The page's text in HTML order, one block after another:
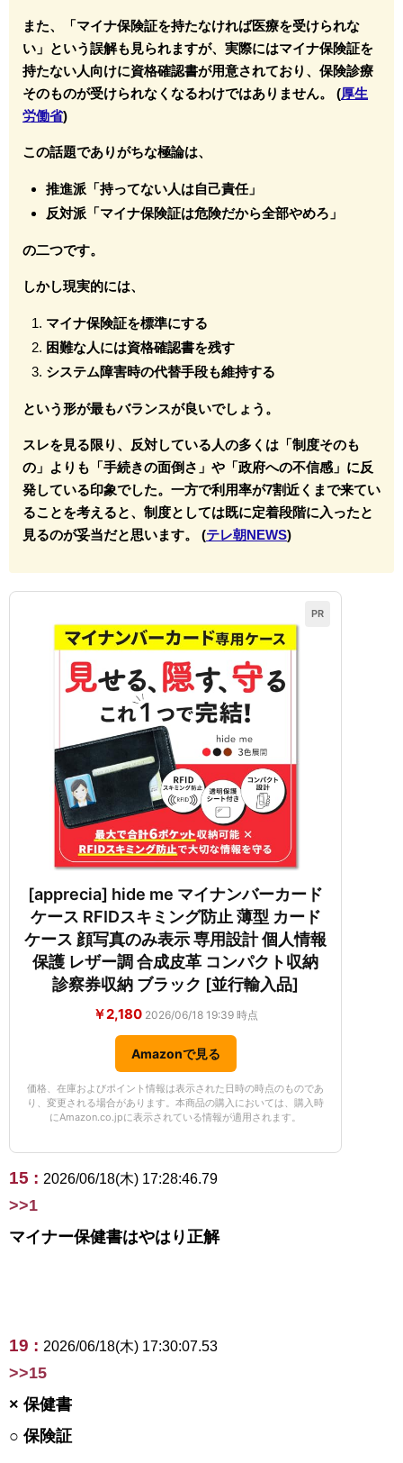
また、「マイナ保険証を持たなければ医療を受けられな
い」という誤解も見られますが、実際にはマイナ保険証を
持たない人向けに資格確認書が用意されており、保険診療
そのものが受けられなくなるわけではありません。 (厚生
労働省)
この話題でありがちな極論は、
推進派「持ってない人は自己責任」
反対派「マイナ保険証は危険だから全部やめろ」
の二つです。
しかし現実的には、
マイナ保険証を標準にする
困難な人には資格確認書を残す
システム障害時の代替手段も維持する
という形が最もバランスが良いでしょう。
スレを見る限り、反対している人の多くは「制度そのも
の」よりも「手続きの面倒さ」や「政府への不信感」に反
発している印象でした。一方で利用率が7割近くまで来てい
ることを考えると、制度としては既に定着段階に入ったと
見るのが妥当だと思います。 (テレ朝NEWS)
PR
[apprecia] hide me マイナンバーカード
ケース RFIDスキミング防止 薄型 カード
ケース 顔写真のみ表示 専用設計 個人情報
保護 レザー調 合成皮革 コンパクト収納
診察券収納 ブラック [並行輸入品]
￥2,180 2026/06/18 19:39 時点
Amazonで見る
価格、在庫およびポイント情報は表示された日時の時点のものであ
り、変更される場合があります。本商品の購入においては、購入時
にAmazon.co.jpに表示されている情報が適用されます。
15 : 2026/06/18(木) 17:28:46.79
>>1
マイナー保健書はやはり正解
19 : 2026/06/18(木) 17:30:07.53
>>15
× 保健書
○ 保険証